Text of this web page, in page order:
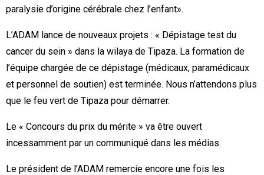
paralysie d’origine cérébrale chez l’enfant».
L’ADAM lance de nouveaux projets : « Dépistage test du
cancer du sein » dans la wilaya de Tipaza. La formation de
l’équipe chargée de ce dépistage (médicaux, paramédicaux
et personnel de soutien) est terminée. Nous n’attendons plus
que le feu vert de Tipaza pour démarrer.
Le « Concours du prix du mérite » va être ouvert
incessamment par un communiqué dans les médias.
Le président de l’ADAM remercie encore une fois les